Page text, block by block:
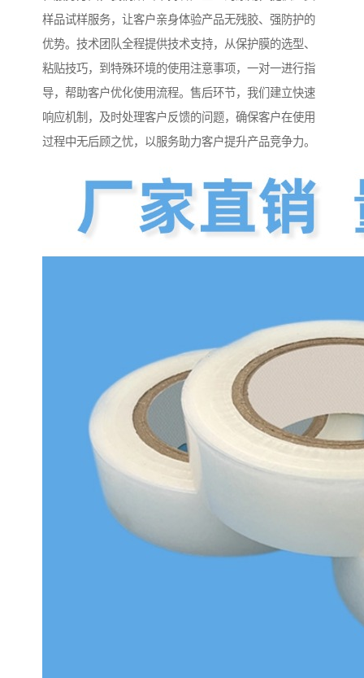
样品试样服务，让客户亲身体验产品无残胶、强防护的
优势。技术团队全程提供技术支持，从保护膜的选型、
粘贴技巧，到特殊环境的使用注意事项，一对一进行指
导，帮助客户优化使用流程。售后环节，我们建立快速
响应机制，及时处理客户反馈的问题，确保客户在使用
过程中无后顾之忧，以服务助力客户提升产品竞争力。